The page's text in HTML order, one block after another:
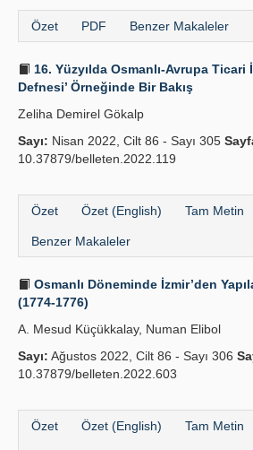
Özet PDF Benzer Makaleler
16. Yüzyılda Osmanlı-Avrupa
Defnesi’ Örneğinde Bir Bakış
Zeliha Demirel Gökalp
Sayı: Nisan 2022, Cilt 86 - Sayı 305
10.37879/belleten.2022.119
Özet Özet (English) Tam Metin
Benzer Makaleler
Osmanlı Döneminde İzmir’den
(1774-1776)
A. Mesud Küçükkalay, Numan Elibol
Sayı: Ağustos 2022, Cilt 86 - Sayı 306
10.37879/belleten.2022.603
Özet Özet (English) Tam Metin